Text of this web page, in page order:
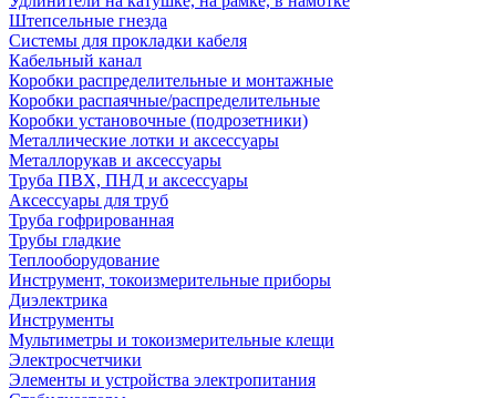
Штепсельные гнезда
Системы для прокладки кабеля
Кабельный канал
Коробки распределительные и монтажные
Коробки распаячные/распределительные
Коробки установочные (подрозетники)
Металлические лотки и аксессуары
Металлорукав и аксессуары
Труба ПВХ, ПНД и аксессуары
Аксессуары для труб
Труба гофрированная
Трубы гладкие
Теплооборудование
Инструмент, токоизмерительные приборы
Диэлектрика
Инструменты
Мультиметры и токоизмерительные клещи
Электросчетчики
Элементы и устройства электропитания